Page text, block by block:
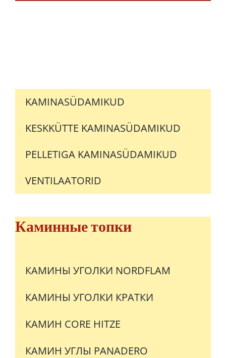
KAMINASÜDAMIKUD
KESKKÜTTE KAMINASÜDAMIKUD
PELLETIGA KAMINASÜDAMIKUD
VENTILAATORID
Каминные топки
КАМИНЫ УГОЛКИ NORDFLAM
КАМИНЫ УГОЛКИ КРАТКИ
КАМИН CORE HITZE
КАМИН УГЛЫ PANADERO